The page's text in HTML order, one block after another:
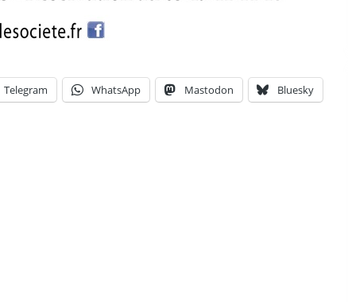
Telegram WhatsApp Mastodon Bluesky